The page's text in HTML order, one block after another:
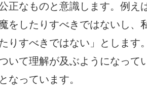
正なものと意識します。例え
をしたりすべきではないし、
りすべきではない」とします
いて理解が及ぶようになって
なっています。